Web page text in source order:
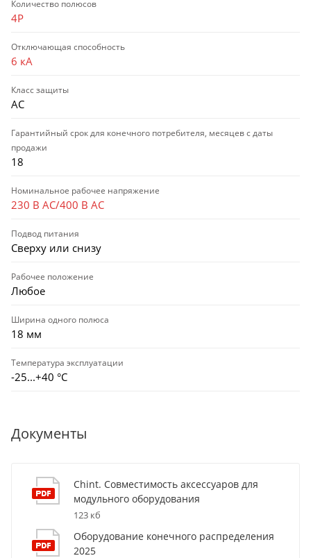
Количество полюсов
4P
Отключающая способность
6 кА
Класс защиты
AC
Гарантийный срок для конечного потребителя, месяцев с даты
продажи
18
Номинальное рабочее напряжение
230 В AC/400 В AC
Подвод питания
Сверху или снизу
Рабочее положение
Любое
Ширина одного полюса
18 мм
Температура эксплуатации
-25...+40 °С
Документы
Chint. Совместимость аксессуаров для
модульного оборудования
123 кб
Оборудование конечного распределения
2025